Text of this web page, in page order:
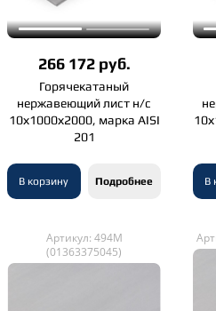
266 172 руб.
Горячекатаный
нержавеющий лист н/с
10х1000х2000, марка AISI
201
В корзину Подробнее В
Артикул: 494M
(01363375045)